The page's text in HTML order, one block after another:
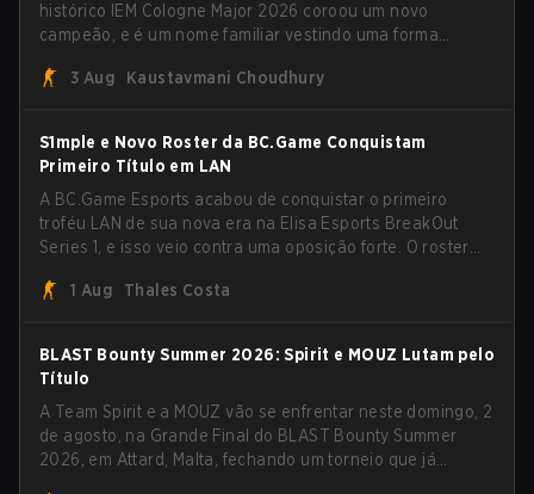
histórico IEM Cologne Major 2026 coroou um novo
campeão, e é um nome familiar vestindo uma forma
shuffles, avançou pela Team Spirit em uma série
Summer 2026.
3 Aug Kaustavmani Choudhury
S1mple e Novo Roster da BC.Game Conquistam
Primeiro Título em LAN
A BC.Game Esports acabou de conquistar o primeiro
troféu LAN de sua nova era na Elisa Esports BreakOut
Series 1, e isso veio contra uma oposição forte. O roster
campanha com cinco vitórias seguidas e uma varrida
1 Aug Thales Costa
BLAST Bounty Summer 2026: Spirit e MOUZ Lutam pelo
Título
A Team Spirit e a MOUZ vão se enfrentar neste domingo, 2
de agosto, na Grande Final do BLAST Bounty Summer
2026, em Attard, Malta, fechando um torneio que já